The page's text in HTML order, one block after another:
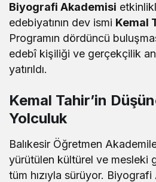
Biyografi Akademisi
edebiyatının dev ismi Kemal
Programın dördüncü
edebî kişiliği ve gerçekçilik
yatırıldı.
Kemal Tahir’in
Yolculuk
Balıkesir Öğretmen
yürütülen kültürel ve mesleki
tüm hızıyla sürüyor.